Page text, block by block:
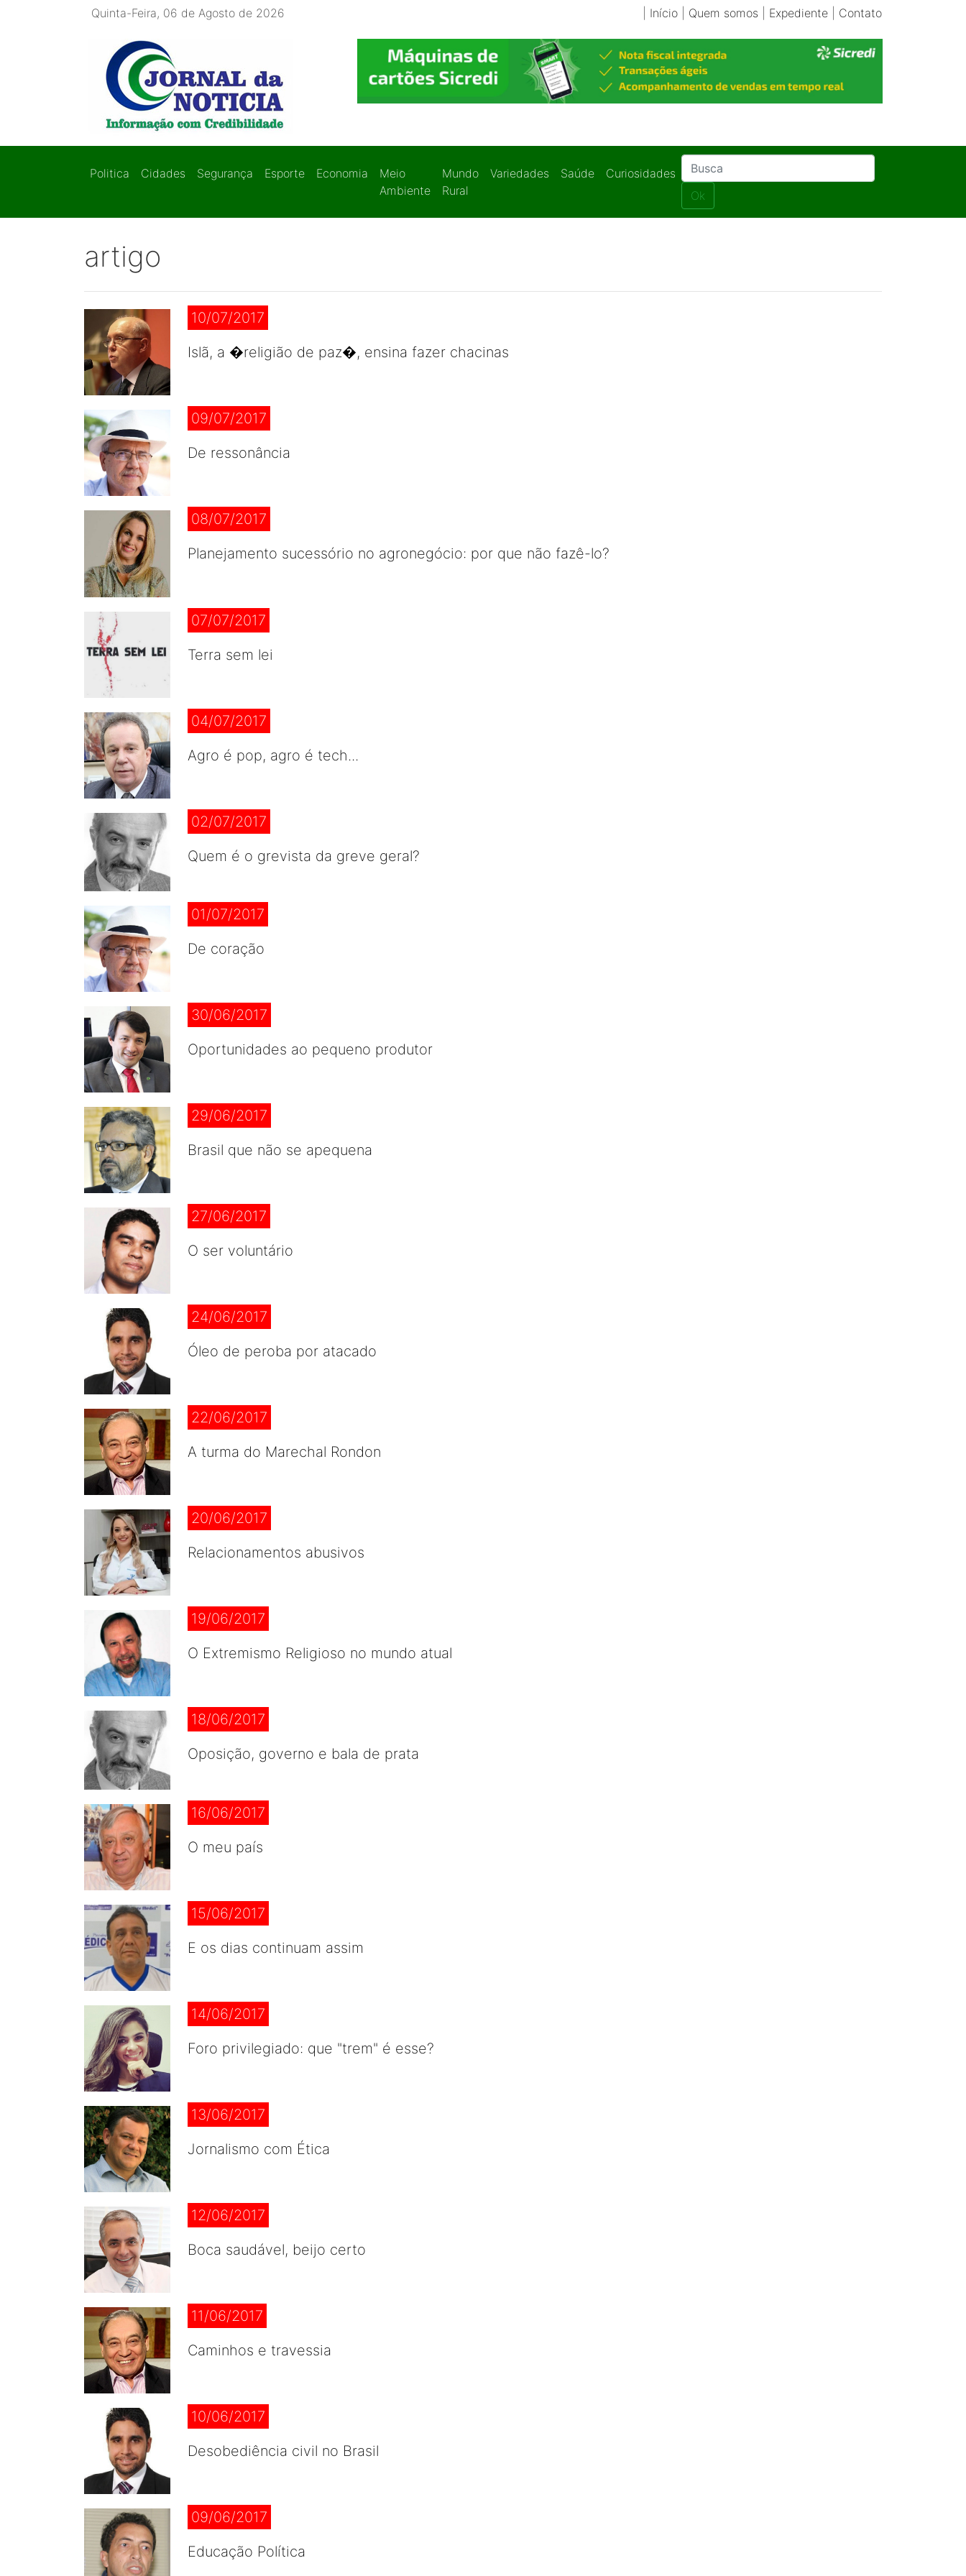
Quinta-Feira, 06 de Agosto de 2026 Início| Quem somos Expediente| Contato
Politica Cidades Segurança Esporte Economia
Meio
Ambiente
Mundo
Rural
Variedades Saúde
Curiosidades
Ok
artigo
10/07/2017
Islã, a �religião de paz�, ensina fazer chacinas
09/07/2017
De ressonância
08/07/2017
Planejamento sucessório no agronegócio: por que não fazê-lo?
07/07/2017
Terra sem lei
04/07/2017
Agro é pop, agro é tech...
02/07/2017
Quem é o grevista da greve geral?
01/07/2017
De coração
30/06/2017
Oportunidades ao pequeno produtor
29/06/2017
Brasil que não se apequena
27/06/2017
O ser voluntário
24/06/2017
Óleo de peroba por atacado
22/06/2017
A turma do Marechal Rondon
20/06/2017
Relacionamentos abusivos
19/06/2017
O Extremismo Religioso no mundo atual
18/06/2017
Oposição, governo e bala de prata
16/06/2017
O meu país
15/06/2017
E os dias continuam assim
14/06/2017
Foro privilegiado: que "trem" é esse?
13/06/2017
Jornalismo com Ética
12/06/2017
Boca saudável, beijo certo
11/06/2017
Caminhos e travessia
10/06/2017
Desobediência civil no Brasil
09/06/2017
Educação Política